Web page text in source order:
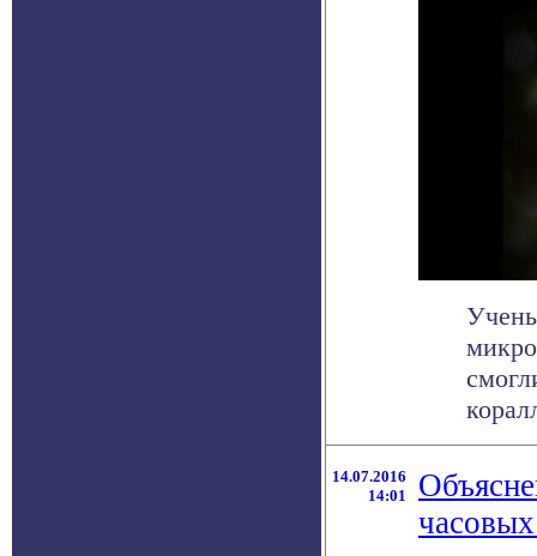
14.07.2016
14:01